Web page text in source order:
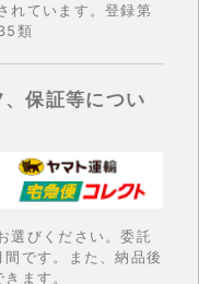
れています。登録第
類
保証等につい
選びください。委託
です。また、納品後
ます。